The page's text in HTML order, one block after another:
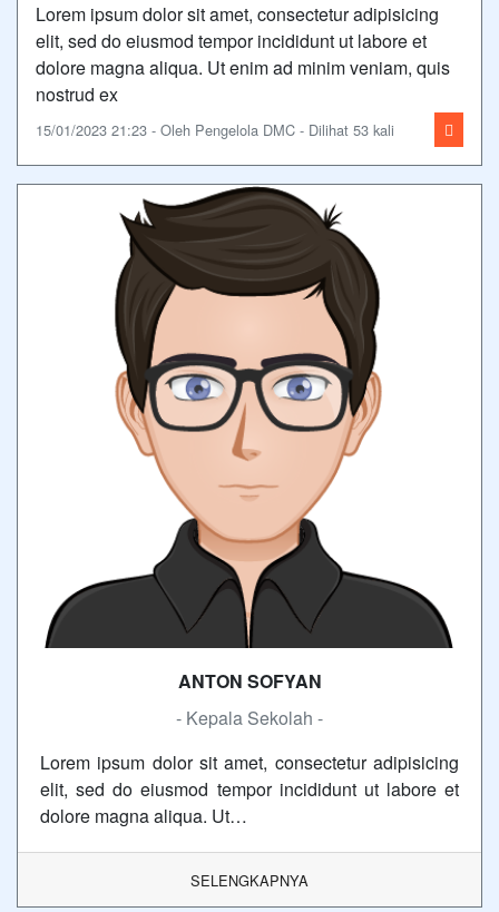
Lorem ipsum dolor sit amet, consectetur adipisicing
elit, sed do eiusmod tempor incididunt ut labore et
dolore magna aliqua. Ut enim ad minim veniam, quis
nostrud ex
15/01/2023 21:23 - Oleh Pengelola DMC - Dilihat 53 kali
ANTON SOFYAN
- Kepala Sekolah -
Lorem ipsum dolor sit amet, consectetur adipisicing
elit, sed do eiusmod tempor incididunt ut labore et
dolore magna aliqua. Ut…
SELENGKAPNYA